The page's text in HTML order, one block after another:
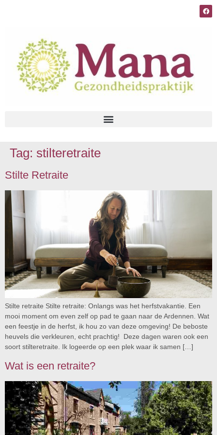
Tag: stilteretraite
Stilte Retraite
Stilte retraite Stilte retraite: Onlangs was het herfstvakantie. Een
mooi moment om even zelf op pad te gaan naar de Ardennen. Wat
een feestje in de herfst, ik hou zo van deze omgeving! De beboste
heuvels die verkleuren, echt prachtig! Deze dagen waren ook een
soort stilteretraite. Ik logeerde op een plek waar ik samen […]
Wat is een retraite?